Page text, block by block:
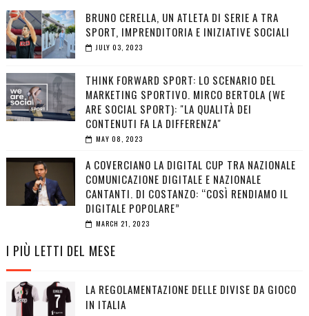
BRUNO CERELLA, UN ATLETA DI SERIE A TRA
SPORT, IMPRENDITORIA E INIZIATIVE SOCIALI
JULY 03, 2023
THINK FORWARD SPORT: LO SCENARIO DEL
MARKETING SPORTIVO. MIRCO BERTOLA (WE
ARE SOCIAL SPORT): "LA QUALITÀ DEI
CONTENUTI FA LA DIFFERENZA"
MAY 08, 2023
A COVERCIANO LA DIGITAL CUP TRA NAZIONALE
COMUNICAZIONE DIGITALE E NAZIONALE
CANTANTI. DI COSTANZO: “COSÌ RENDIAMO IL
DIGITALE POPOLARE”
MARCH 21, 2023
I PIÙ LETTI DEL MESE
LA REGOLAMENTAZIONE DELLE DIVISE DA GIOCO
IN ITALIA